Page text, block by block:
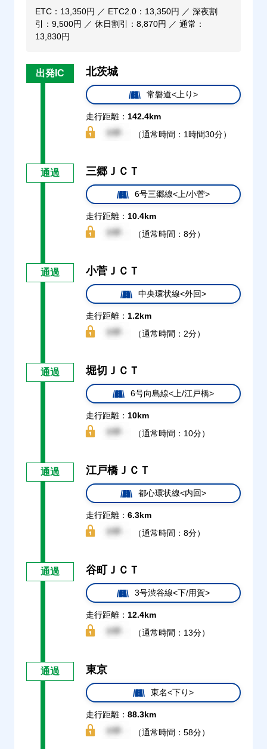
ETC：13,350円 ／ ETC2.0：13,350円 ／ 深夜割
引：9,500円 ／ 休日割引：8,870円 ／ 通常：
13,830円
出発IC 北茨城
常磐道<上り>
走行距離： 142.4km
（通常時間：1時間30分）
通過 三郷ＪＣＴ
6号三郷線<上/小菅>
走行距離： 10.4km
（通常時間：8分）
通過 小菅ＪＣＴ
中央環状線<外回>
走行距離： 1.2km
（通常時間：2分）
通過 堀切ＪＣＴ
6号向島線<上/江戸橋>
走行距離： 10km
（通常時間：10分）
通過 江戸橋ＪＣＴ
都心環状線<内回>
走行距離： 6.3km
（通常時間：8分）
通過 谷町ＪＣＴ
3号渋谷線<下/用賀>
走行距離： 12.4km
（通常時間：13分）
通過 東京
東名<下り>
走行距離： 88.3km
（通常時間：58分）